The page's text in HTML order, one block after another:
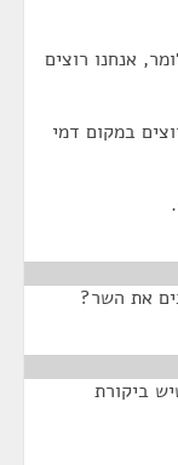
אנחנו רוצים
במקום דמי
את השר?
ביקורת